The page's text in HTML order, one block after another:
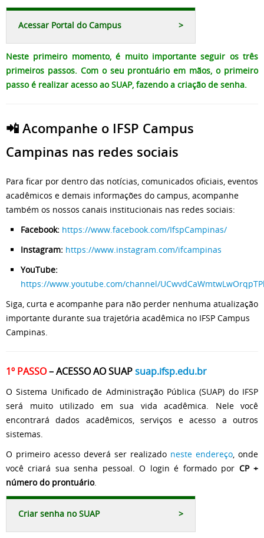
Acessar Portal do Campus >
Neste primeiro momento, é muito importante seguir os três
primeiros passos. Com o seu prontuário em mãos, o primeiro
passo é realizar acesso ao SUAP, fazendo a criação de senha.
📲 Acompanhe o IFSP Campus
Campinas nas redes sociais
Para ficar por dentro das notícias, comunicados oficiais, eventos
acadêmicos e demais informações do campus, acompanhe
também os nossos canais institucionais nas redes sociais:
Facebook: https://www.facebook.com/IfspCampinas/
Instagram: https://www.instagram.com/ifcampinas
YouTube:
https://www.youtube.com/channel/
Siga, curta e acompanhe para não perder nenhuma atualização
importante durante sua trajetória acadêmica no IFSP Campus
Campinas.
1º PASSO– ACESSO AO SUAPsuap.ifsp.edu.br
O Sistema Unificado de Administração Pública (SUAP) do IFSP
será muito utilizado em sua vida acadêmica. Nele você
encontrará dados acadêmicos, serviços e acesso a outros
sistemas.
O primeiro acesso deverá ser realizado neste endereço, onde
você criará sua senha pessoal. O login é formado por CP +
número do prontuário.
Criar senha no SUAP >